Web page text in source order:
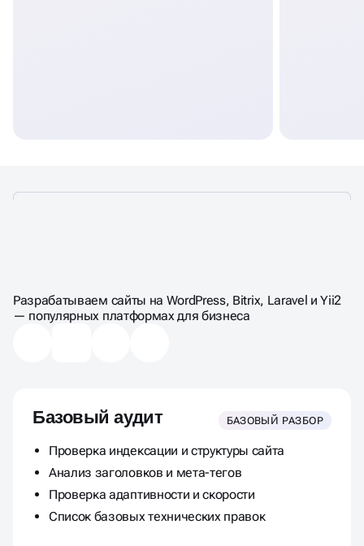
КОМПЛЕКСНЫЙ АУДИТ
Разрабатываем сайты на WordPress, Bitrix, Laravel и Yii2
— популярных платформах для бизнеса
Базовый аудит БАЗОВЫЙ РАЗБОР
Проверка индексации и структуры сайта
Анализ заголовков и мета-тегов
Проверка адаптивности и скорости
Список базовых технических правок